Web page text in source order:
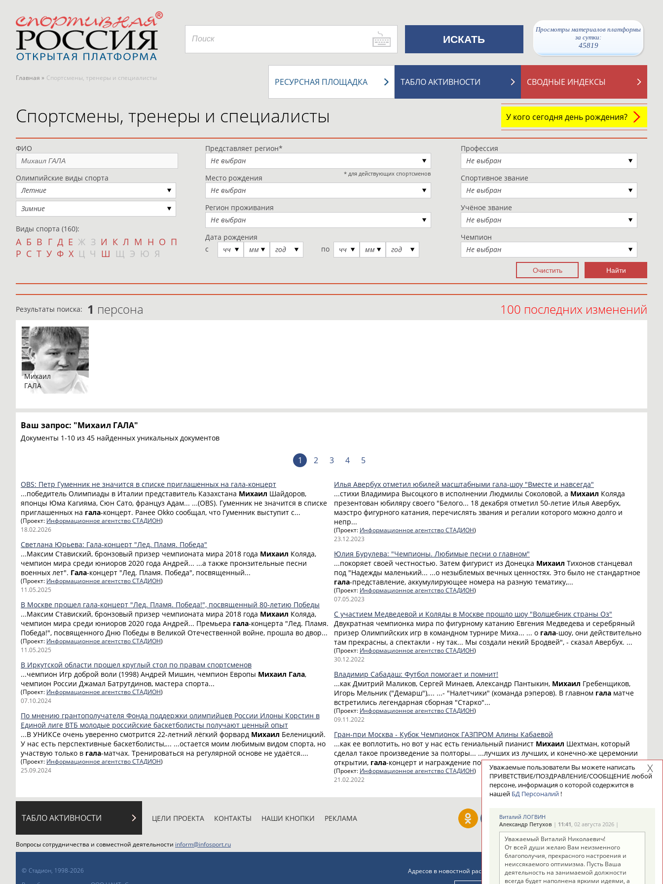
Просмотры материалов платформы
за сутки:
45819
Главная » Спортсмены, тренеры и специалисты СВОДНЫЕ ИНДЕКСЫ
ТАБЛО АКТИВНОСТИ
РЕСУРСНАЯ ПЛОЩАДКА
У кого сегодня день рождения?
Спортсмены, тренеры и специалисты
ФИО
Олимпийские виды спорта
Летние
Зимние
Виды спорта (160):
А Б В Г Д Е Ж З И К Л М Н О П
Р С Т У Ф Х Ц Ч Ш Щ Э Ю Я
Представляет регион*
Не выбран
* для действующих спортсменов
Место рождения
Не выбран
Регион проживания
Не выбран
Дата рождения
с
чч мм год по чч мм год
Профессия
Не выбран
Спортивное звание
Не выбран
Учёное звание
Не выбран
Чемпион
Не выбран
Результаты поиска: 1 персона 100 последних изменений
Михаил
ГАЛА
Ваш запрос: "Михаил ГАЛА"
Документы 1-10 из 45 найденных уникальных документов
1 2 3 4 5
OBS: Петр Гуменник не значится в списке приглашенных на гала-концерт
...победитель Олимпиады в Италии представитель Казахстана Михаил Шайдоров,
японцы Юма Кагияма, Сюн Сато, француз Адам... ...(OBS). Гуменник не значится в списке
приглашенных на гала-концерт. Ранее Okko сообщал, что Гуменник выступит с...
(Проект: Информационное агентство СТАДИОН)
18.02.2026
Светлана Юрьева: Гала-концерт "Лед. Пламя. Победа"
...Максим Ставиский, бронзовый призер чемпионата мира 2018 года Михаил Коляда,
чемпион мира среди юниоров 2020 года Андрей... ...а также пронзительные песни
военных лет". Гала-концерт "Лед. Пламя. Победа", посвященный...
(Проект: Информационное агентство СТАДИОН)
11.05.2025
В Москве прошел гала-концерт "Лед. Пламя. Победа!", посвященный 80-летию Победы
...Максим Ставиский, бронзовый призер чемпионата мира 2018 года Михаил Коляда,
чемпион мира среди юниоров 2020 года Андрей... Премьера гала-концерта "Лед. Пламя.
Победа!", посвященного Дню Победы в Великой Отечественной войне, прошла во двор...
(Проект: Информационное агентство СТАДИОН)
11.05.2025
В Иркутской области прошел круглый стол по правам спортсменов
...чемпион Игр доброй воли (1998) Андрей Мишин, чемпион Европы Михаил Гала,
чемпион России Джамал Батрутдинов, мастера спорта...
(Проект: Информационное агентство СТАДИОН)
07.10.2024
По мнению грантополучателя Фонда поддержки олимпийцев России Илоны Корстин в
Единой лиге ВТБ молодые российские баскетболисты получают ценный опыт
...В УНИКСе очень уверенно смотрится 22-летний лёгкий форвард Михаил Беленицкий.
У нас есть перспективные баскетболисты,... ...остается моим любимым видом спорта, но
участвую только в гала-матчах. Тренироваться на регулярной основе не удаётся....
(Проект: Информационное агентство СТАДИОН)
25.09.2024
Илья Авербух отметил юбилей масштабными гала-шоу "Вместе и навсегда"
...стихи Владимира Высоцкого в исполнении Людмилы Соколовой, а Михаил Коляда
презентован юбиляру своего "Белого... 18 декабря отметил 50-летие Илья Авербух,
маэстро фигурного катания, перечислять звания и регалии которого можно долго и
непр...
(Проект: Информационное агентство СТАДИОН)
23.12.2023
Юлия Бурулева: "Чемпионы. Любимые песни о главном"
...покоряет своей честностью. Затем фигурист из Донецка Михаил Тихонов станцевал
под "Надежды маленький... ...о незыблемых вечных ценностях. Это было не стандартное
гала-представление, аккумулирующее номера на разную тематику,...
(Проект: Информационное агентство СТАДИОН)
07.05.2023
С участием Медведевой и Коляды в Москве прошло шоу "Волшебник страны Оз"
Двукратная чемпионка мира по фигурному катанию Евгения Медведева и серебряный
призер Олимпийских игр в командном турнире Миха... ... о гала-шоу, они действительно
там прекрасны, а спектакли - ну так... Мы создали некий Бродвей", - сказал Авербух. ...
(Проект: Информационное агентство СТАДИОН)
30.12.2022
Владимир Сабадаш: Футбол помогает и помнит!
...как Дмитрий Маликов, Сергей Минаев, Александр Пантыкин, Михаил Гребенщиков,
Игорь Мельник ("Демарш"),... ...- "Налетчики" (команда рэперов). В главном гала матче
встретились легендарная сборная "Старко"...
(Проект: Информационное агентство СТАДИОН)
09.11.2022
Гран-при Москва - Кубок Чемпионок ГАЗПРОМ Алины Кабаевой
...как ее воплотить, но вот у нас есть гениальный пианист Михаил Шехтман, который
сделал такое произведение за полторы... ...лучших из лучших, и конечно-же церемонии
открытии, гала-концерт и награждение победителей – таков праздник...
(Проект: Информационное агентство СТАДИОН)
21.02.2022
ТАБЛО АКТИВНОСТИ ЦЕЛИ ПРОЕКТА КОНТАКТЫ НАШИ КНОПКИ РЕКЛАМА
Вопросы сотрудничества и совместной деятельности inform@infosport.ru
© Стадион, 1998-2026
Адресов в новостной рассылке: 996
Уважаемые пользователи Вы можете написать
ПРИВЕТСТВИЕ/ПОЗДРАВЛЕНИЕ/СООБЩЕНИЕ любой
персоне, информация о которой содержится в
нашей БД Персоналий !
Виталий ЛОГВИН
Александр Петухов | 11:41, 02 августа 2026 |
Уважаемый Виталий Николаевич!
От всей души желаю Вам неизменного
благополучия, прекрасного настроения и
неиссякаемого оптимизма. Пусть Ваша
деятельность на занимаемой должности
всегда будет наполнена яркими идеями, а